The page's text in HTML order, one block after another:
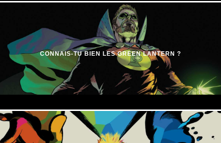
CONNAIS-TU BIEN LES GREEN LANTERN ?